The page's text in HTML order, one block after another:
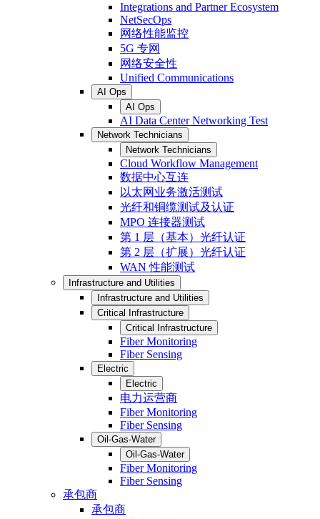
Integrations and Partner Ecosystem
NetSecOps
网络性能监控
5G 专网
网络安全性
Unified Communications
AI Ops
AI Ops
AI Data Center Networking Test
Network Technicians
Network Technicians
Cloud Workflow Management
数据中心互连
以太网业务激活测试
光纤和铜缆测试及认证
MPO 连接器测试
第 1 层（基本）光纤认证
第 2 层（扩展）光纤认证
WAN 性能测试
Infrastructure and Utilities
Infrastructure and Utilities
Critical Infrastructure
Critical Infrastructure
Fiber Monitoring
Fiber Sensing
Electric
Electric
电力运营商
Fiber Monitoring
Fiber Sensing
Oil-Gas-Water
Oil-Gas-Water
Fiber Monitoring
Fiber Sensing
承包商
承包商